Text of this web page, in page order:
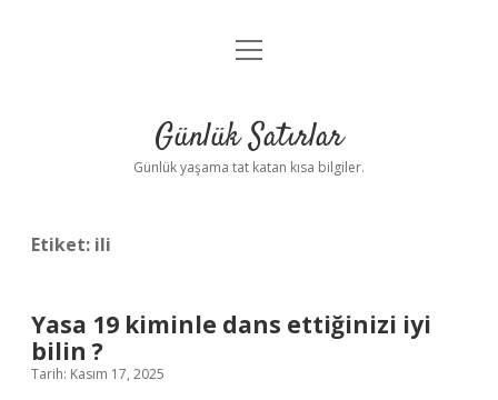
Anasayfa
Yasal Uyarı
menüyü
Günlük Satırlar
Günlük yaşama tat katan kısa bilgiler.
Etiket: ili
Yasa 19 kiminle dans ettiğinizi iyi
bilin ?
Tarih: Kasım 17, 2025